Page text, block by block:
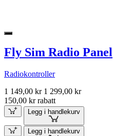
Fly Sim Radio Panel
Radiokontroller
1 149,00 kr 1 299,00 kr
150,00 kr rabatt
Legg i handlekurv
Legg i handlekurv